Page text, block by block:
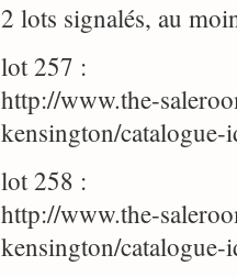
2 lots signalés, au
lot 257 :
http://www.the-
kensington/
lot 258 :
http://www.the-
kensington/